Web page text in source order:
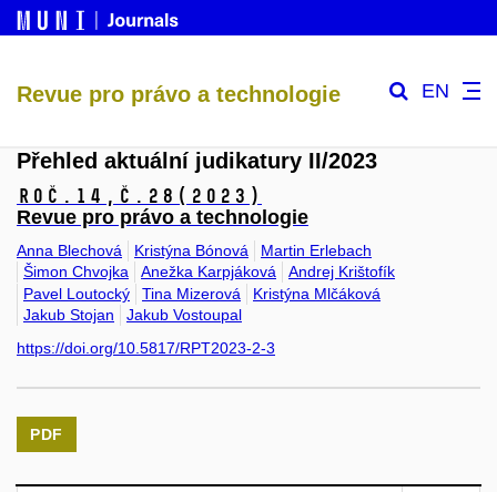
Revue pro právo a technologie EN
Přehled aktuální judikatury II/2023
Roč.14, č.28 (2023)
Revue pro právo a technologie
Anna Blechová Kristýna Bónová
Martin Erlebach
Šimon Chvojka
Anežka Karpjáková
Andrej Krištofík
Pavel Loutocký
Tina Mizerová
Kristýna Mlčáková
Jakub Stojan
Jakub Vostoupal
https://doi.org/10.5817/RPT2023-2-3
PDF